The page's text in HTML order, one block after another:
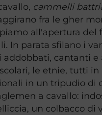
cammelli
fra le gher
all'apertura del
In parata sfilano i
addobbati, cantanti e
le etnie, tutti in
in un tripudio di
a cavallo:
un colbacco di